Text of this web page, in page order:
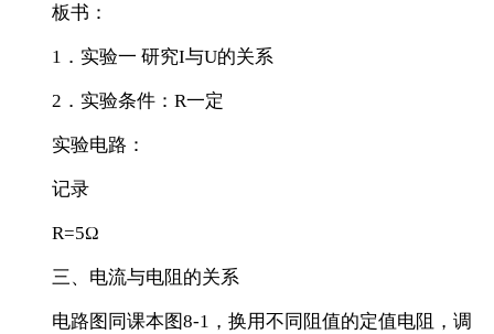
板书：
1．实验一 研究I与U的关系
2．实验条件：R一定
实验电路：
记录
R=5Ω
三、电流与电阻的关系
电路图同课本图8-1，换用不同阻值的定值电阻，调